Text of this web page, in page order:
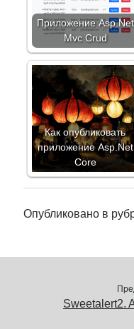
Приложение Asp.Net
Mvc Crud
Как опубликовать
приложение Asp.Net
Core
Опубликовано в
Sweetalert2.